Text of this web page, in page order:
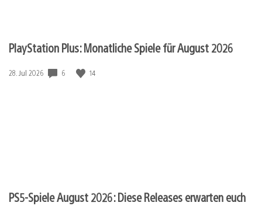
PlayStation Plus: Monatliche Spiele für August 2026
Veröffentlichungsdatum:
28. Jul 2026 6 14
PS5-Spiele August 2026: Diese Releases erwarten euch